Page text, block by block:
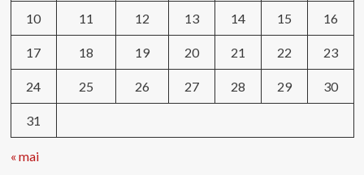
10 11 12 13 14 15 16
17 18 19 20 21 22 23
24 25 26 27 28 29 30
31
« mai